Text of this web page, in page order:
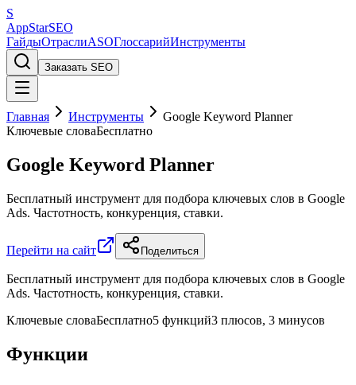
S
AppStarSEO
ГайдыОтраслиASOГлоссарийИнструменты
Заказать SEO
Главная Инструменты
Google Keyword Planner
Ключевые словаБесплатно
Google Keyword Planner
Бесплатный инструмент для подбора ключевых слов в Google
Ads. Частотность, конкуренция, ставки.
Перейти на сайт Поделиться
Бесплатный инструмент для подбора ключевых слов в Google
Ads. Частотность, конкуренция, ставки.
Ключевые словаБесплатно5 функций3 плюсов, 3 минусов
Функции